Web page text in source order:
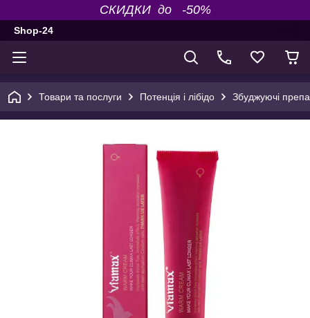
СКИДКИ до -50%
Shop-24
Товари та послуги Потенція і лібідо Збуджуючі